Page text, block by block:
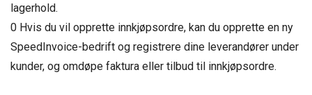
lagerhold.
0 Hvis du vil opprette innkjøpsordre, kan du opprette en ny
SpeedInvoice-bedrift og registrere dine leverandører under
kunder, og omdøpe faktura eller tilbud til innkjøpsordre.